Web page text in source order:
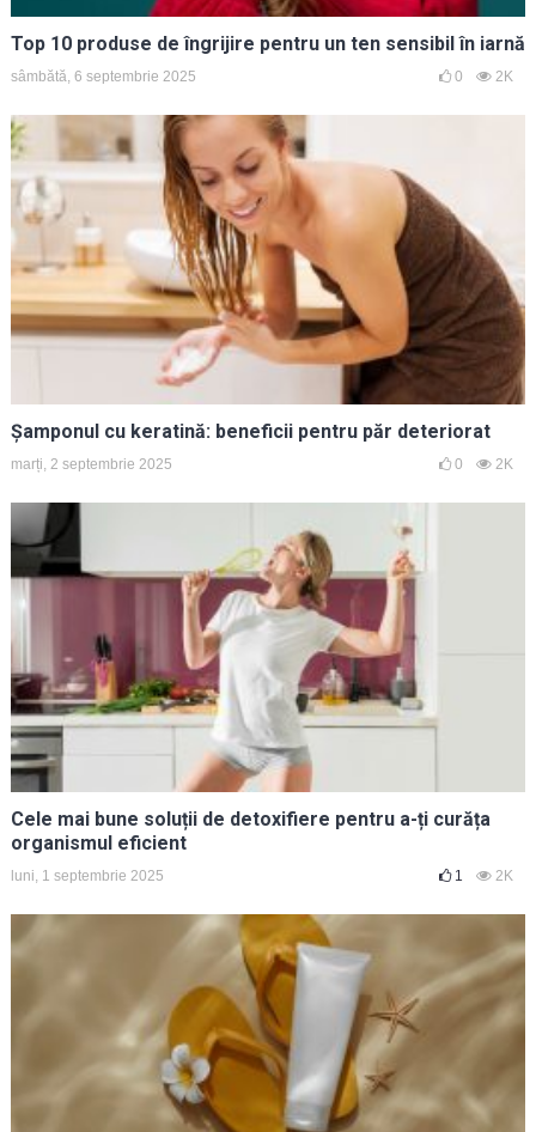
Top 10 produse de îngrijire pentru un ten sensibil în iarnă
sâmbătă, 6 septembrie 2025 0 2K
Șamponul cu keratină: beneficii pentru păr deteriorat
marți, 2 septembrie 2025 0 2K
Cele mai bune soluții de detoxifiere pentru a-ți curăța
organismul eficient
luni, 1 septembrie 2025 1 2K